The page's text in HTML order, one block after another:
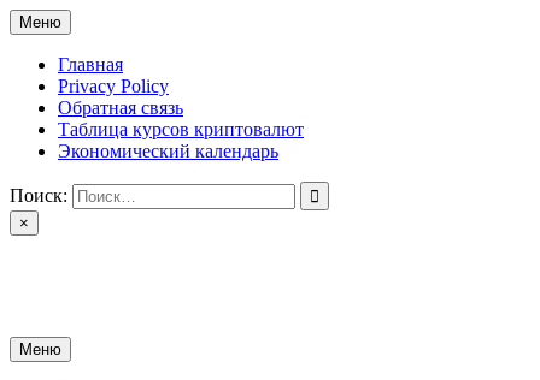
Перейти
к
содержимому
Меню
Главная
Privacy Policy
Обратная связь
Таблица курсов криптовалют
Экономический календарь
Поиск:
×
Меню